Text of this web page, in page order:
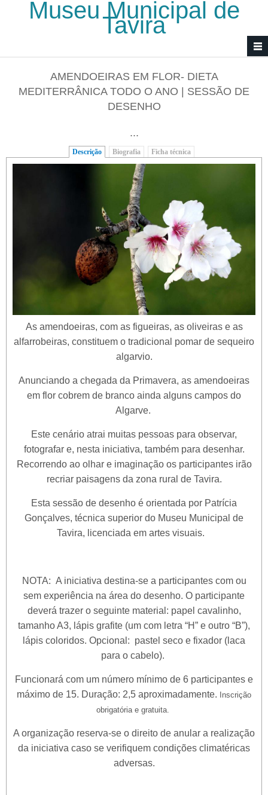
Passar para o conteúdo principal
Museu Municipal de
Tavira
AMENDOEIRAS EM FLOR- DIETA
MEDITERRÂNICA TODO O ANO | SESSÃO DE
DESENHO
...
Descrição (separador ativo)
Biografia Ficha técnica
As amendoeiras, com as figueiras, as oliveiras e as
alfarrobeiras, constituem o tradicional pomar de sequeiro
algarvio.
Anunciando a chegada da Primavera, as amendoeiras
em flor cobrem de branco ainda alguns campos do
Algarve.
Este cenário atrai muitas pessoas para observar,
fotografar e, nesta iniciativa, também para desenhar.
Recorrendo ao olhar e imaginação os participantes irão
recriar paisagens da zona rural de Tavira.
Esta sessão de desenho é orientada por Patrícia
Gonçalves, técnica superior do Museu Municipal de
Tavira, licenciada em artes visuais.
NOTA: A iniciativa destina-se a participantes com ou
sem experiência na área do desenho. O participante
deverá trazer o seguinte material: papel cavalinho,
tamanho A3, lápis grafite (um com letra “H” e outro “B”),
lápis coloridos. Opcional: pastel seco e fixador (laca
para o cabelo).
Funcionará com um número mínimo de 6 participantes e
máximo de 15. Duração: 2,5 aproximadamente.
Inscrição
obrigatória e gratuita.
A organização reserva-se o direito de anular a realização
da iniciativa caso se verifiquem condições climatéricas
adversas.